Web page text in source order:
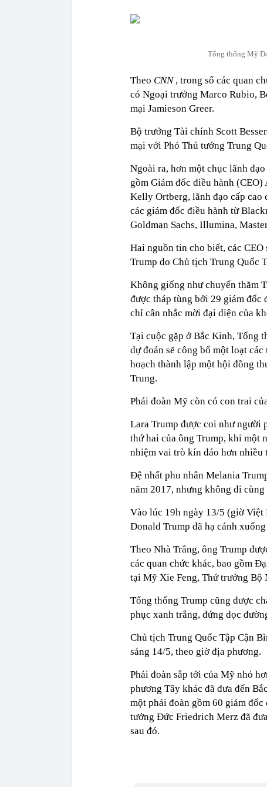
định: Riêng
21:35
Du khách Tây:
nghiện rất cao'
Tổng thống Mỹ
Theo CNN , trong số các quan
có Ngoại trưởng Marco Rubio,
mại Jamieson Greer.
Bộ trưởng Tài chính Scott
mại với Phó Thủ tướng Trung
Ngoài ra, hơn một chục lãnh
gồm Giám đốc điều hành
Kelly Ortberg, lãnh đạo cấp
các giám đốc điều hành từ
Goldman Sachs, Illumina,
Hai nguồn tin cho biết, các
Trump do Chủ tịch Trung Quốc
Không giống như chuyến thăm
được tháp tùng bởi 29 giám đốc
chỉ cân nhắc mời đại diện của
Tại cuộc gặp ở Bắc Kinh, Tổng
dự đoán sẽ công bố một loạt
hoạch thành lập một hội đồng
Trung.
Phái đoàn Mỹ còn có con trai
Lara Trump được coi như người
thứ hai của ông Trump, khi một
nhiệm vai trò kín đáo hơn nhiều
Đệ nhất phu nhân Melania
năm 2017, nhưng không đi
Vào lúc 19h ngày 13/5 (giờ
Donald Trump đã hạ cánh
Theo Nhà Trắng, ông Trump
các quan chức khác, bao gồm
tại Mỹ Xie Feng, Thứ trưởng Bộ
Tổng thống Trump cũng được
phục xanh trắng, đứng dọc
Chủ tịch Trung Quốc Tập Cận
sáng 14/5, theo giờ địa phương.
Phái đoàn sắp tới của Mỹ nhỏ
phương Tây khác đã đưa đến
một phái đoàn gồm 60 giám
tướng Đức Friedrich Merz đã
sau đó.